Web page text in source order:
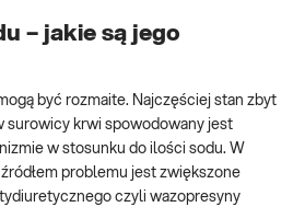
– jakie są jego
być rozmaite. Najczęściej stan zbyt
surowicy krwi spowodowany jest
w stosunku do ilości sodu. W
problemu jest zwiększone
czyli wazopresyny